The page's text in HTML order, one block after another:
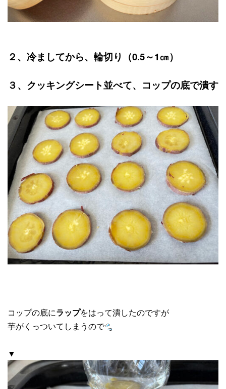
２、冷ましてから、輪切り（0.5～1㎝）
３、クッキングシート並べて、コップの底で潰す
コップの底にラップをはって潰したのですが
芋がくっついてしまうので
▼